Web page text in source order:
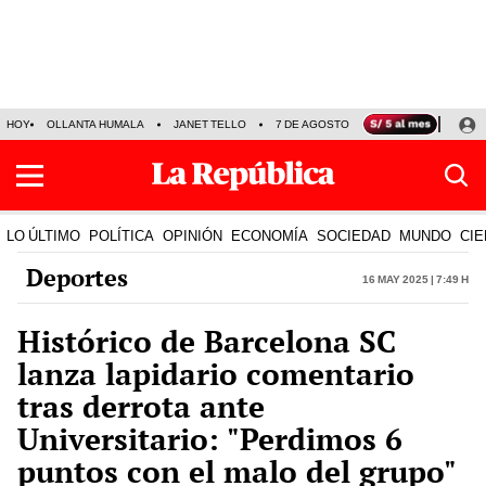
HOY OLLANTA HUMALA JANET TELLO 7 DE AGOSTO TINKA RESULTADOS
LO ÚLTIMO POLÍTICA OPINIÓN ECONOMÍA SOCIEDAD MUNDO
Deportes 16 May 2025 | 7:49 h
Histórico de Barcelona SC
lanza lapidario comentario
tras derrota ante
Universitario: "Perdimos 6
puntos con el malo del grupo"